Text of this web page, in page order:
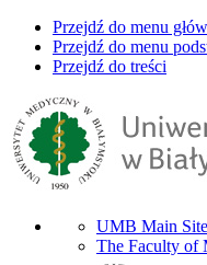
Przejdź do menu
Przejdź do menu
Przejdź do treści
UMB Main Site
The Faculty of